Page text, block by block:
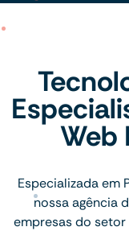
Web
Especializada em
nossa agência
empresas do